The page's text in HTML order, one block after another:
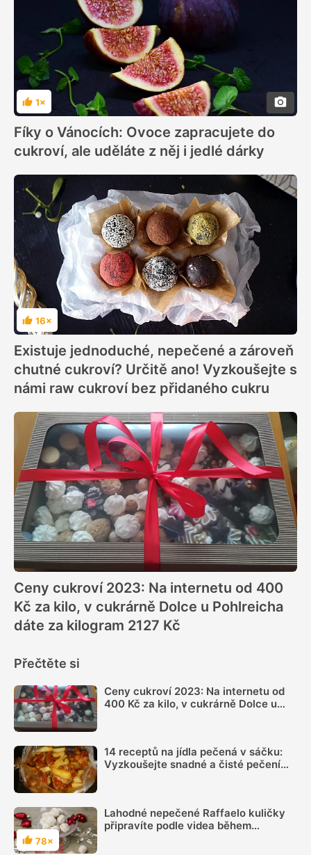
Hodnocení
1×
Fíky o Vánocích: Ovoce zapracujete do
cukroví, ale uděláte z něj i jedlé dárky
Hodnocení
16×
Existuje jednoduché, nepečené a zároveň
chutné cukroví? Určitě ano! Vyzkoušejte s
námi raw cukroví bez přidaného cukru
Ceny cukroví 2023: Na internetu od 400
Kč za kilo, v cukrárně Dolce u Pohlreicha
dáte za kilogram 2127 Kč
Přečtěte si
Ceny cukroví 2023: Na internetu od
400 Kč za kilo, v cukrárně Dolce u
14 receptů na jídla pečená v sáčku:
Vyzkoušejte snadné a čisté pečení
Hodnocení
78×
Lahodné nepečené Raffaelo kuličky
připravíte podle videa během